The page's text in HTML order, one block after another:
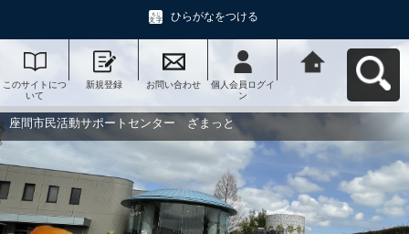
ひらがなをつける
このサイトにつ
いて
新規登録 お問い合わせ
個人会員ログイ
ン
ー ざまっとへ
座間市民活動サポートセンター ざまっと